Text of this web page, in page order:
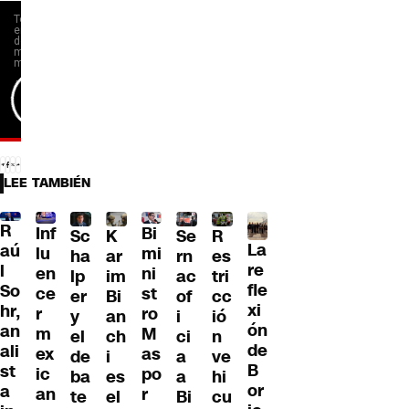
LEE TAMBIÉN
R
aú
l
So
hr,
an
ali
st
a
Inf
lu
en
ce
r
m
ex
ic
an
Sc
ha
lp
er
y
el
de
ba
te
K
ar
im
Bi
an
ch
i
es
el
Bi
mi
ni
st
ro
M
as
po
r
Se
rn
ac
of
i
ci
a
a
Bi
R
es
tri
cc
ió
n
ve
hi
cu
La
re
fle
xi
ón
de
B
or